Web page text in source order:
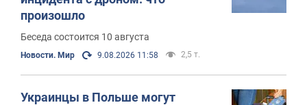
произошло
Беседа состоится 10 августа
Новости. Мир 9.08.2026 11:58 2,5 т.
Украинцы в Польше могут